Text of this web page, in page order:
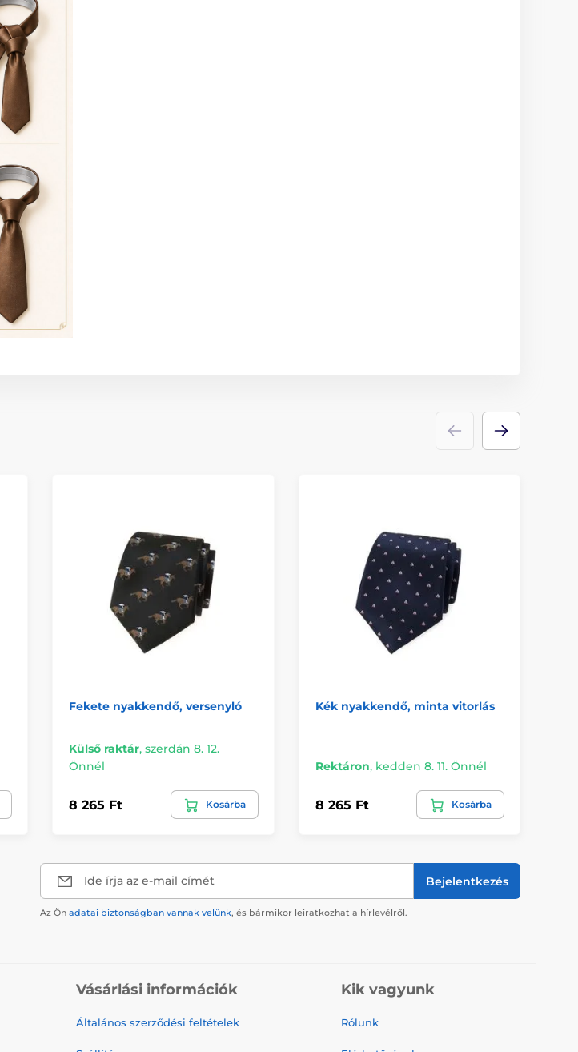
Fekete nyakkendő, versenyló
Külső raktár, szerdán 8. 12.
Önnél
8 265 Ft Kosárba
Kék nyakkendő, minta vitorlás
Rektáron, kedden 8. 11. Önnél
8 265 Ft Kosárba
Ide írja az e-mail címét Bejelentkezés
Az Ön adatai biztonságban vannak velünk, és bármikor leiratkozhat a hírlevélről.
Vásárlási információk
Általános szerződési feltételek
Kik vagyunk
Rólunk